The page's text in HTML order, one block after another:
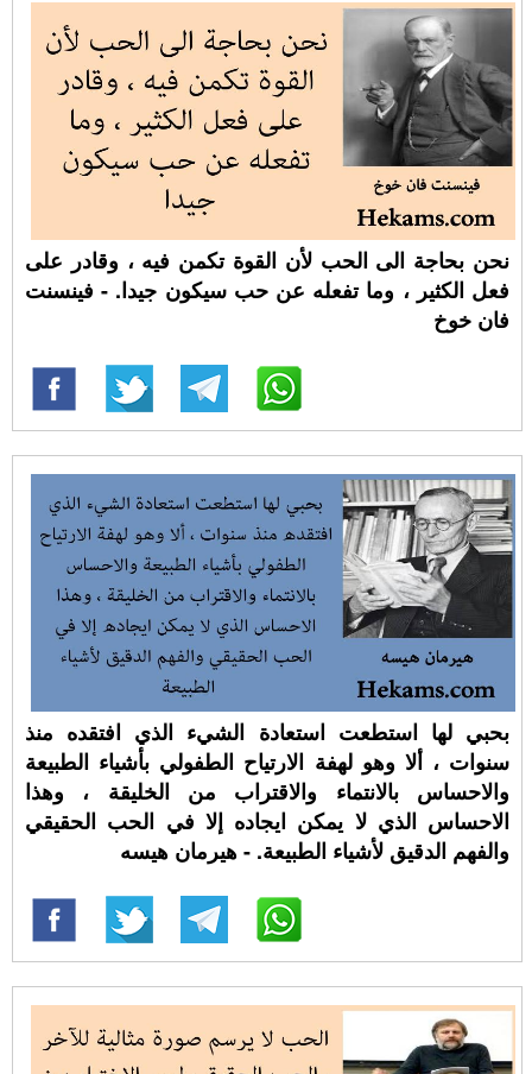
نحن بحاجة الى الحب لأن القوة تكمن فيه ، وقادر على
فعل الكثير ، وما تفعله عن حب سيكون جيدا. - فينسنت
فان خوخ
بحبي لها استطعت استعادة الشيء الذي افتقده منذ
سنوات ، ألا وهو لهفة الارتياح الطفولي بأشياء الطبيعة
والاحساس بالانتماء والاقتراب من الخليقة ، وهذا
الاحساس الذي لا يمكن ايجاده إلا في الحب الحقيقي
والفهم الدقيق لأشياء الطبيعة. - هيرمان هيسه